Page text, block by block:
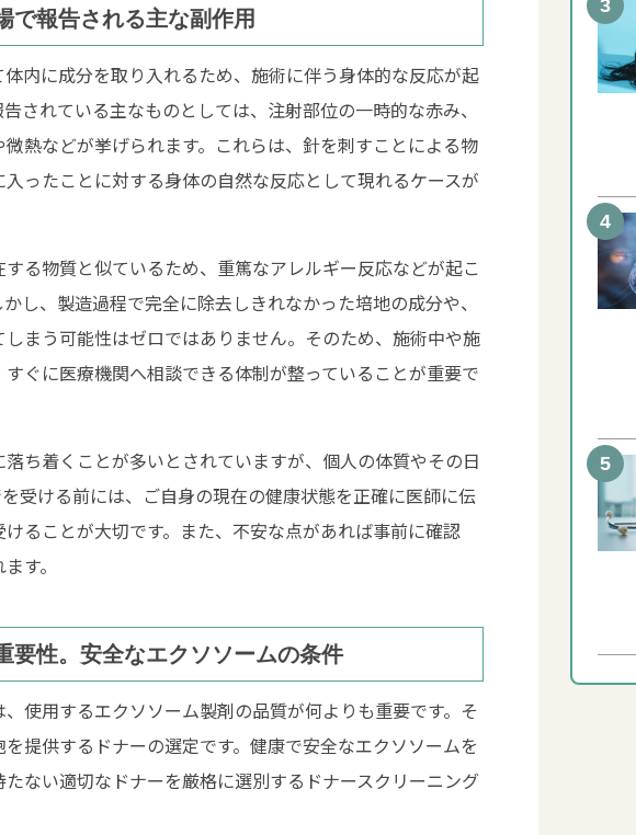
報告される主な副作用
内に成分を取り入れるため、施術に伴う身体的な反応が起
されている主なものとしては、注射部位の一時的な赤み、
熱などが挙げられます。これらは、針を刺すことによる物
ったことに対する身体の自然な反応として現れるケースが
る物質と似ているため、重篤なアレルギー反応などが起こ
し、製造過程で完全に除去しきれなかった培地の成分や、
まう可能性はゼロではありません。そのため、施術中や施
ぐに医療機関へ相談できる体制が整っていることが重要で
ち着くことが多いとされていますが、個人の体質やその日
受ける前には、ご自身の現在の健康状態を正確に医師に伝
ることが大切です。また、不安な点があれば事前に確認
す。
性。安全なエクソソームの条件
使用するエクソソーム製剤の品質が何よりも重要です。そ
提供するドナーの選定です。健康で安全なエクソソームを
ない適切なドナーを厳格に選別するドナースクリーニング